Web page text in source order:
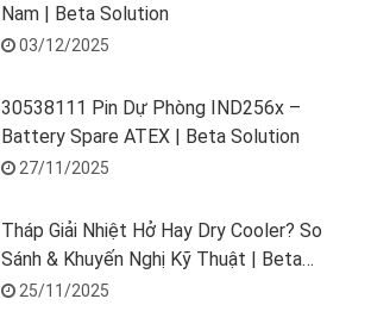
Nam | Beta Solution
03/12/2025
30538111 Pin Dự Phòng IND256x –
Battery Spare ATEX | Beta Solution
27/11/2025
Tháp Giải Nhiệt Hở Hay Dry Cooler? So
Sánh & Khuyến Nghị Kỹ Thuật | Beta
Solution
25/11/2025